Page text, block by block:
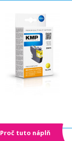
Proč tuto náplň